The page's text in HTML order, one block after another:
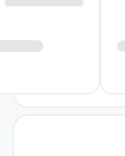
کمدی سیاه